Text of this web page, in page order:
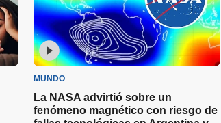
MUNDO
La NASA advirtió sobre un
fenómeno magnético con riesgo de